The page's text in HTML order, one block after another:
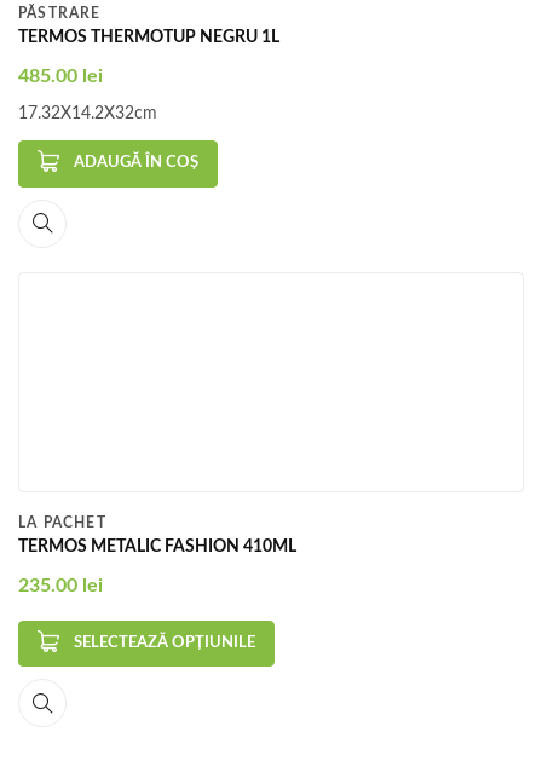
PĂSTRARE
TERMOS THERMOTUP NEGRU 1L
485.00 lei
17.32X14.2X32cm
ADAUGĂ ÎN COȘ
LA PACHET
TERMOS METALIC FASHION 410ML
235.00 lei
SELECTEAZĂ OPȚIUNILE